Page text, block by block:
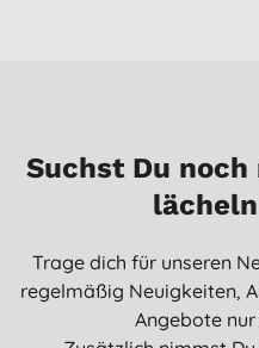
Suchst Du
Trage dich für unseren
regelmäßig Neuigkeiten,
Angebote